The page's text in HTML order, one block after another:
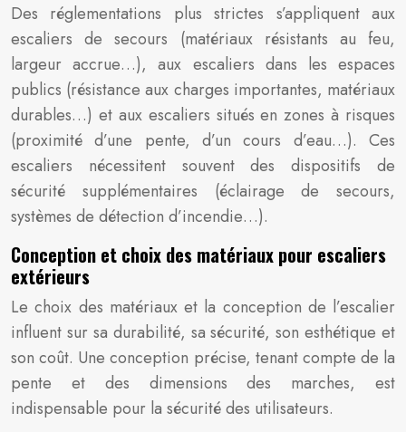
Des réglementations plus strictes s’appliquent aux
escaliers de secours (matériaux résistants au feu,
largeur accrue…), aux escaliers dans les espaces
publics (résistance aux charges importantes, matériaux
durables…) et aux escaliers situés en zones à risques
(proximité d’une pente, d’un cours d’eau…). Ces
escaliers nécessitent souvent des dispositifs de
sécurité supplémentaires (éclairage de secours,
systèmes de détection d’incendie…).
Conception et choix des matériaux pour escaliers
extérieurs
Le choix des matériaux et la conception de l’escalier
influent sur sa durabilité, sa sécurité, son esthétique et
son coût. Une conception précise, tenant compte de la
pente et des dimensions des marches, est
indispensable pour la sécurité des utilisateurs.